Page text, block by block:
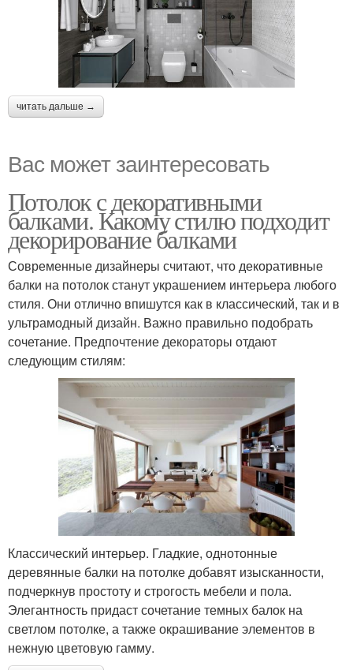
читать дальше →
Вас может заинтересовать
Потолок с декоративными
балками. Какому стилю подходит
декорирование балками
Современные дизайнеры считают, что декоративные
балки на потолок станут украшением интерьера любого
стиля. Они отлично впишутся как в классический, так и в
ультрамодный дизайн. Важно правильно подобрать
сочетание. Предпочтение декораторы отдают
следующим стилям:
Классический интерьер. Гладкие, однотонные
деревянные балки на потолке добавят изысканности,
подчеркнув простоту и строгость мебели и пола.
Элегантность придаст сочетание темных балок на
светлом потолке, а также окрашивание элементов в
нежную цветовую гамму.